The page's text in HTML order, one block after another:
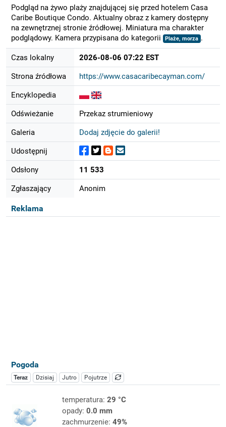
Podgląd na żywo plaży znajdującej się przed hotelem Casa
Caribe Boutique Condo. Aktualny obraz z kamery dostępny
na zewnętrznej stronie źródłowej. Miniatura ma charakter
podglądowy. Kamera przypisana do kategorii
Plaże, morza .
Czas lokalny 2026-08-06 07:22 EST
Strona źródłowa https://www.casacaribecayman.com/
Encyklopedia
Odświeżanie Przekaz strumieniowy
Galeria Dodaj zdjęcie do galerii!
Udostępnij
Odsłony 11 533
Zgłaszający Anonim
Reklama
Pogoda
Teraz Dzisiaj Jutro Pojutrze
temperatura: 29 °C
opady: 0.0 mm
zachmurzenie: 49%